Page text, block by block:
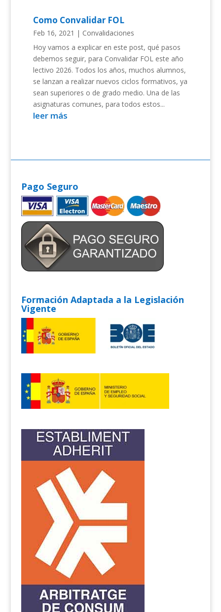
Como Convalidar FOL
Feb 16, 2021 | Convalidaciones
Hoy vamos a explicar en este post, qué pasos
debemos seguir, para Convalidar FOL este año
lectivo 2026. Todos los años, muchos alumnos,
se lanzan a realizar nuevos ciclos formativos, ya
sean superiores o de grado medio. Una de las
asignaturas comunes, para todos estos...
leer más
Pago Seguro
Formación Adaptada a la Legislación
Vigente